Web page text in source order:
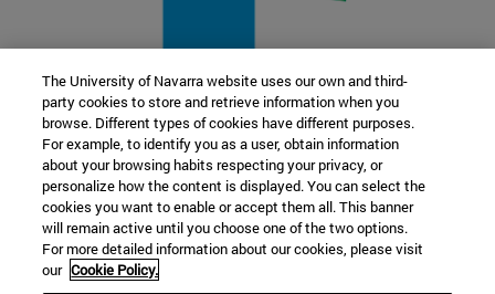
22 SEP
FUNCIÓN Y FICCIÓN. Varios artistas
Más información
The University of Navarra website uses our own and third-
party cookies to store and retrieve information when you
browse. Different types of cookies have different purposes.
For example, to identify you as a user, obtain information
about your browsing habits respecting your privacy, or
personalize how the content is displayed. You can select the
cookies you want to enable or accept them all. This banner
will remain active until you choose one of the two options.
For more detailed information about our cookies, please visit
our Cookie Policy.